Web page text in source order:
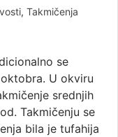
, Takmičenja
se
U okviru
srednjih
Takmičenju se
bila je tufahija